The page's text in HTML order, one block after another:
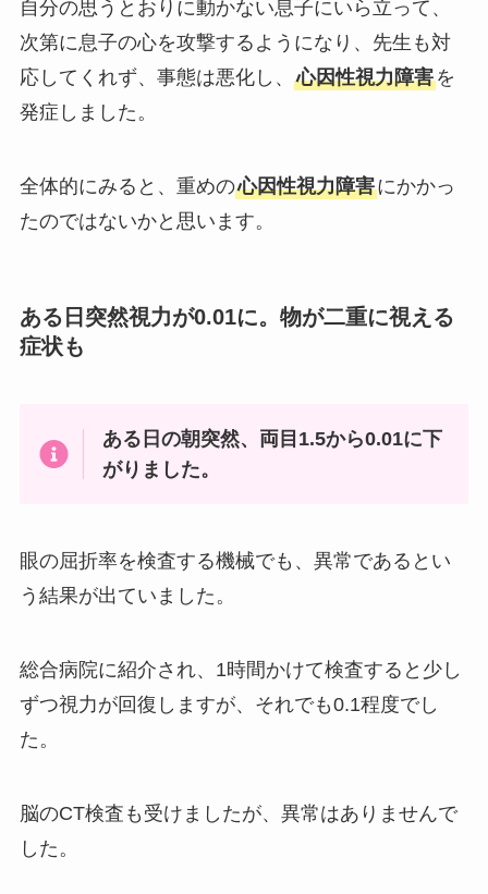
自分の思うとおりに動かない息子にいら立って、
次第に息子の心を攻撃するようになり、先生も対
応してくれず、事態は悪化し、 心因性視力障害を
発症しました。
全体的にみると、重めの心因性視力障害にかかっ
たのではないかと思います。
ある日突然視力が0.01に。物が二重に視える
症状も
ある日の朝突然、両目1.5から0.01に下
がりました。
眼の屈折率を検査する機械でも、異常であるとい
う結果が出ていました。
総合病院に紹介され、1時間かけて検査すると少し
ずつ視力が回復しますが、それでも0.1程度でし
た。
脳のCT検査も受けましたが、異常はありませんで
した。